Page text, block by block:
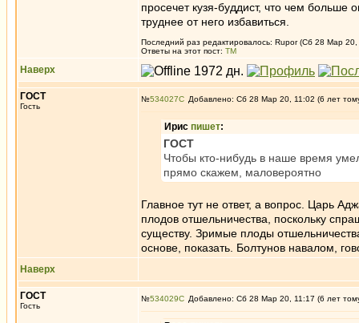
просечет кузя-буддист, что чем больше
труднее от него избавиться.
Последний раз редактировалось: Rupor (Сб 28 Мар 20,
Ответы на этот пост: ТМ
Наверх
ГОСТ
Гость
№534027 Добавлено: Сб 28 Мар 20, 11:02 (6 лет
Ирис пишет:
ГОСТ
Чтобы кто-нибудь в наше время
прямо скажем, маловероятно
Главное тут не ответ, а вопрос. Царь
плодов отшельничества, поскольку
существу. Зримые плоды
основе, показать. Болтунов навалом,
Наверх
ГОСТ
Гость
№534029 Добавлено: Сб 28 Мар 20, 11:17 (6 лет